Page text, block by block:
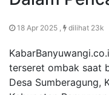
18 Apr 2025 , dilihat 23k
terseret ombak saat
Desa Sumberagung,